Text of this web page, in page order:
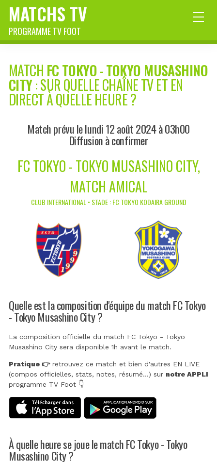
MATCHS TV
PROGRAMME TV FOOT
MATCH FC TOKYO-TOKYO MUSASHINO
CITY: SUR QUELLE CHAÎNE TV ET EN
DIRECT À QUELLE HEURE ?
Match prévu le lundi 12 août 2024 à 03h00
Diffusion à confirmer
FC TOKYO - TOKYO MUSASHINO CITY,
MATCH AMICAL
CLUB INTERNATIONAL • STADE : FC TOKYO KODAIRA GROUND
Quelle est la composition d'équipe du match FC Tokyo
- Tokyo Musashino City ?
La composition officielle du match FC Tokyo - Tokyo
Musashino City sera disponible 1h avant le match.
Pratique 👉retrouvez ce match et bien d'autres EN LIVE
(compos officielles, stats, notes, résumé...) sur notre APPLI
programme TV Foot 👇
À quelle heure se joue le match FC Tokyo - Tokyo
Musashino City ?